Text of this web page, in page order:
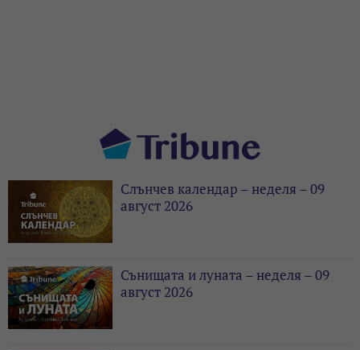
Слънчев календар – неделя – 09
август 2026
Сънищата и луната – неделя – 09
август 2026